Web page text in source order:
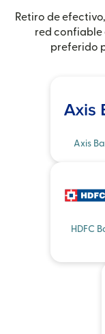
Retiro de
red confiable
preferido
Axis
HDFC